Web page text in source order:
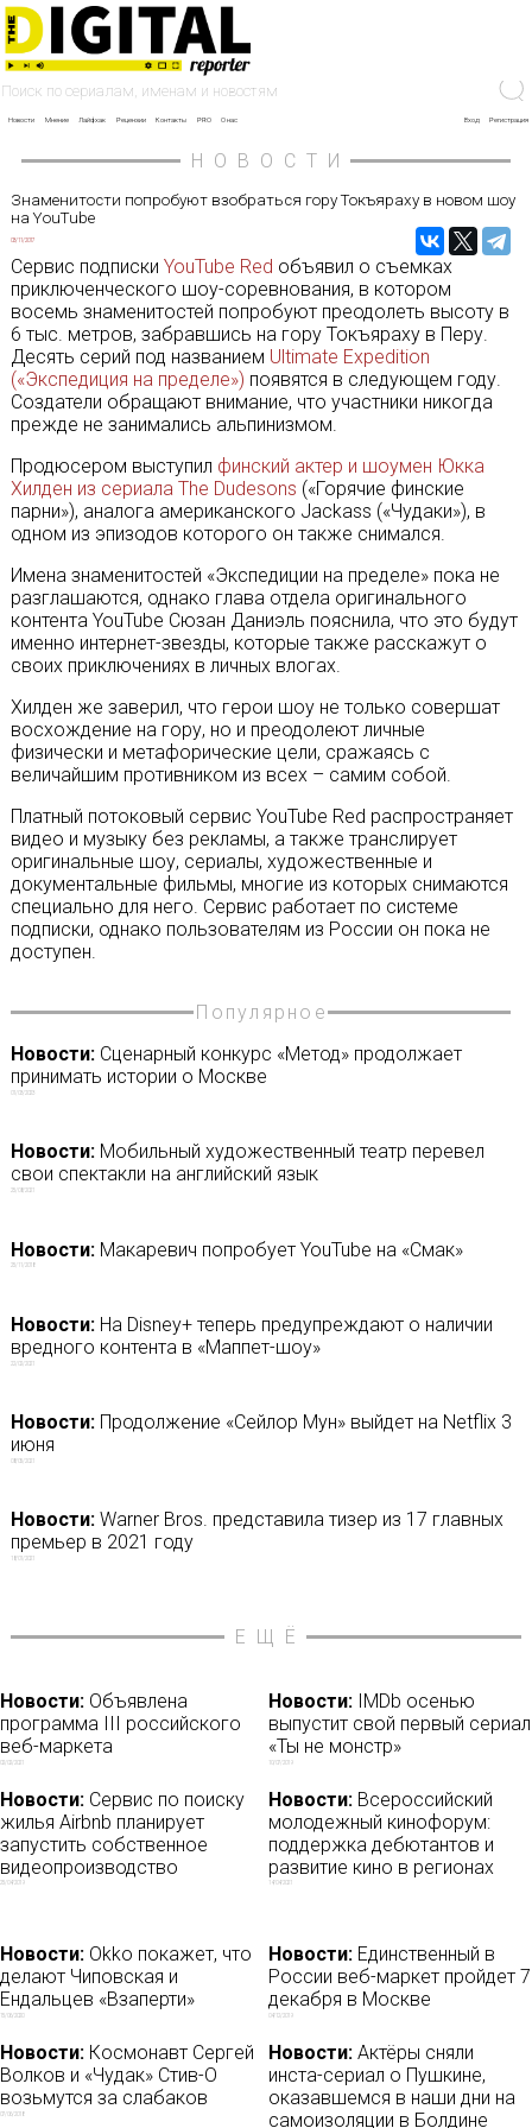
Новости Мнение Лайфхак Рецензии Контакты PRO О нас Вход Регистрация
НОВОСТИ
Знаменитости попробуют взобраться гору Токъяраху в новом шоу
на YouTube
03/11/2017
Сервис подписки YouTube Red объявил о съемках
приключенческого шоу-соревнования, в котором
восемь знаменитостей попробуют преодолеть высоту в
6 тыс. метров, забравшись на гору Токъяраху в Перу.
Десять серий под названием Ultimate Expedition
(«Экспедиция на пределе») появятся в следующем году.
Создатели обращают внимание, что участники никогда
прежде не занимались альпинизмом.
Продюсером выступил финский актер и шоумен Юкка
Хилден из сериала The Dudesons («Горячие финские
парни»), аналога американского Jackass («Чудаки»), в
одном из эпизодов которого он также снимался.
Имена знаменитостей «Экспедиции на пределе» пока не
разглашаются, однако глава отдела оригинального
контента YouTube Сюзан Даниэль пояснила, что это будут
именно интернет-звезды, которые также расскажут о
своих приключениях в личных влогах.
Хилден же заверил, что герои шоу не только совершат
восхождение на гору, но и преодолеют личные
физически и метафорические цели, сражаясь с
величайшим противником из всех – самим собой.
Платный потоковый сервис YouTube Red распространяет
видео и музыку без рекламы, а также транслирует
оригинальные шоу, сериалы, художественные и
документальные фильмы, многие из которых снимаются
специально для него. Сервис работает по системе
подписки, однако пользователям из России он пока не
доступен.
Популярное
Новости:Сценарный конкурс «Метод» продолжает
принимать истории о Москве
01/03/2023
Новости:Мобильный художественный театр перевел
свои спектакли на английский язык
25/08/2021
Новости:Макаревич попробует YouTube на «Смак»
25/11/2018
Новости:На Disney+ теперь предупреждают о наличии
вредного контента в «Маппет-шоу»
22/02/2021
Новости:Продолжение «Сейлор Мун» выйдет на Netflix 3
июня
08/05/2021
Новости:Warner Bros. представила тизер из 17 главных
премьер в 2021 году
18/01/2021
ЕЩЁ
Новости: Объявлена
программа III российского
веб-маркета
02/02/2021
Новости: IMDb осенью
выпустит свой первый сериал
«Ты не монстр»
10/07/2019
Новости: Сервис по поиску
жилья Airbnb планирует
запустить собственное
видеопроизводство
25/04/2019
Новости: Всероссийский
молодежный кинофорум:
поддержка дебютантов и
развитие кино в регионах
14/04/2021
Новости: Okko покажет, что
делают Чиповская и
Ендальцев «Взаперти»
15/06/2020
Новости: Единственный в
России веб-маркет пройдет 7
декабря в Москве
04/12/2019
Новости: Космонавт Сергей
Волков и «Чудак» Стив-О
возьмутся за слабаков
07/06/2018
Новости: Актёры сняли
инста-сериал о Пушкине,
оказавшемся в наши дни на
самоизоляции в Болдине